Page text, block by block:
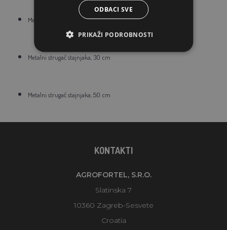
Metalni strugač stajnjaka, 15 cm
Metalni strugač stajnjaka, 30 cm
Metalni strugač stajnjaka, 50 cm
KONTAKTI
AGROFORTEL, S.R.O.
Slatinska 7
10360 Zagreb-Sesvete
Croatia
ODBACI SVE
PRIKAŽI PODROBNOSTI